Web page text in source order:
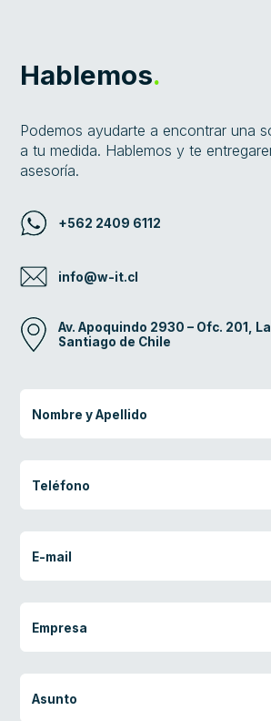
Hablemos.
Podemos ayudarte a encontrar una
a tu medida. Hablemos y te
asesoría.
+562 2409 6112
info@w-it.cl
Av. Apoquindo 2930 – Ofc. 201,
Santiago de Chile